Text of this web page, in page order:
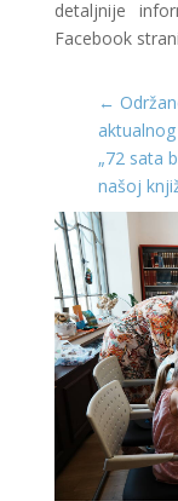
detaljnije
Facebook
←
„72 sata
našoj